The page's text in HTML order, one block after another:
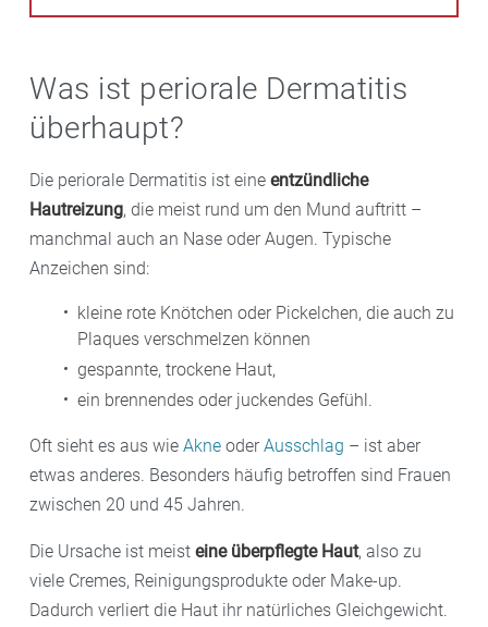
Was ist periorale Dermatitis
überhaupt?
Die periorale Dermatitis ist eine entzündliche
Hautreizung, die meist rund um den Mund auftritt –
manchmal auch an Nase oder Augen. Typische
Anzeichen sind:
kleine rote Knötchen oder Pickelchen, die auch zu
Plaques verschmelzen können
gespannte, trockene Haut,
ein brennendes oder juckendes Gefühl.
Oft sieht es aus wie Akne oder Ausschlag – ist aber
etwas anderes. Besonders häufig betroffen sind Frauen
zwischen 20 und 45 Jahren.
Die Ursache ist meist eine überpflegte Haut, also zu
viele Cremes, Reinigungsprodukte oder Make-up.
Dadurch verliert die Haut ihr natürliches Gleichgewicht.